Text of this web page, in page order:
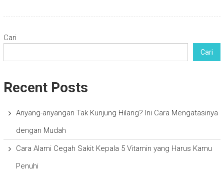
Cari
Cari
Recent Posts
Anyang-anyangan Tak Kunjung Hilang? Ini Cara Mengatasinya
dengan Mudah
Cara Alami Cegah Sakit Kepala 5 Vitamin yang Harus Kamu
Penuhi